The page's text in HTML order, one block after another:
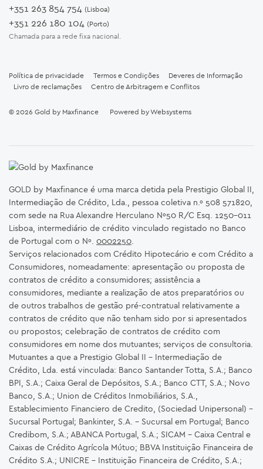
+351 263 854 754 (Lisboa)
+351 226 180 104 (Porto)
Chamada para a rede fixa nacional.
Política de privacidade Termos e Condições
Deveres de Informação
Livro de reclamações
Centro de Arbitragem e Conflitos
© 2026 Gold by Maxfinance Powered byWebsystems
GOLD by Maxfinance é uma marca detida pela Prestigio Global II,
Intermediação de Crédito, Lda., pessoa coletiva n.º 508 571820,
com sede na Rua Alexandre Herculano Nº50 R/C Esq. 1250-011
Lisboa, intermediário de crédito vinculado registado no Banco
de Portugal com o Nº. 0002250.
Serviços relacionados com Crédito Hipotecário e com Crédito a
Consumidores, nomeadamente: apresentação ou proposta de
contratos de crédito a consumidores; assistência a
consumidores, mediante a realização de atos preparatórios ou
de outros trabalhos de gestão pré-contratual relativamente a
contratos de crédito que não tenham sido por si apresentados
ou propostos; celebração de contratos de crédito com
consumidores em nome dos mutuantes; serviços de consultoria.
Mutuantes a que a Prestigio Global II – Intermediação de
Crédito, Lda. está vinculada: Banco Santander Totta, S.A.; Banco
BPI, S.A.; Caixa Geral de Depósitos, S.A.; Banco CTT, S.A.; Novo
Banco, S.A.; Union de Créditos Inmobiliários, S.A.,
Establecimiento Financiero de Credito, (Sociedad Unipersonal) -
Sucursal Portugal; Bankinter, S.A. – Sucursal em Portugal; Banco
Credibom, S.A.; ABANCA Portugal, S.A.; SICAM - Caixa Central e
Caixas de Crédito Agrícola Mútuo; BBVA Instituição Financeira de
Crédito S.A.; UNICRE – Instituição Financeira de Crédito, S.A.;